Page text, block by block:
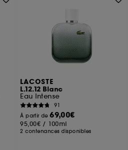
LACOSTE
L.12.12 Blanc
Eau Intense
91
À partir de69,00€
95,00€ / 100ml
2 contenances disponibles